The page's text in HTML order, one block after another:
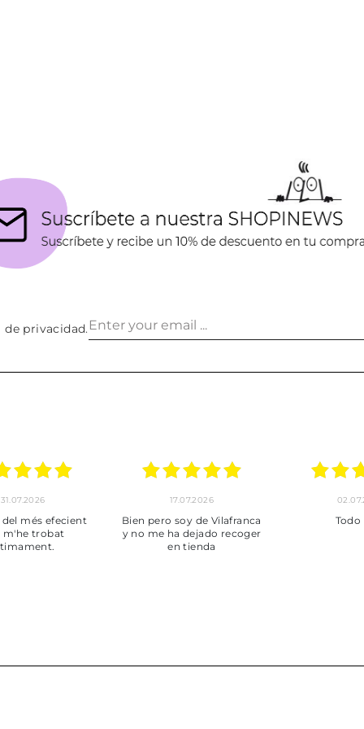
de privacidad.
perfecte
24.06.2026
***
Pedido